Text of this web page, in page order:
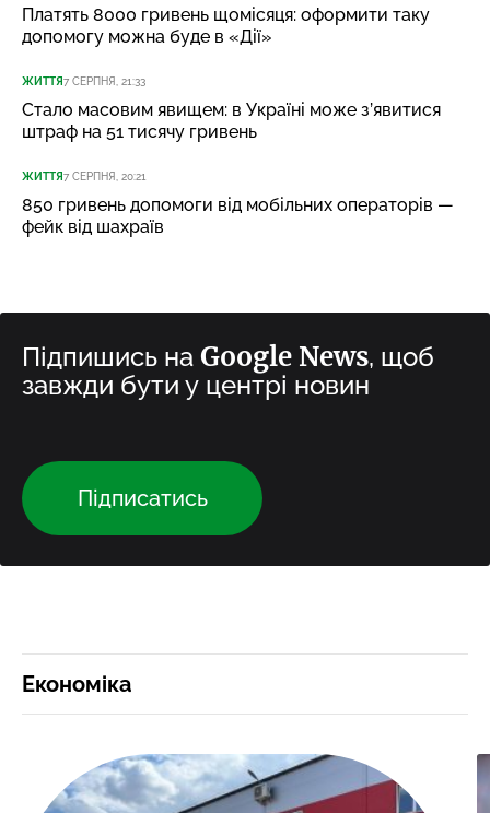
Платять 8000 гривень щомісяця: оформити таку
допомогу можна буде в «Дії»
ЖИТТЯ7 СЕРПНЯ, 21:33
Стало масовим явищем: в Україні може з’явитися
штраф на 51 тисячу гривень
ЖИТТЯ7 СЕРПНЯ, 20:21
850 гривень допомоги від мобільних операторів —
фейк від шахраїв
Підпишись на Google News, щоб
завжди бути у центрі новин
Підписатись
Економіка